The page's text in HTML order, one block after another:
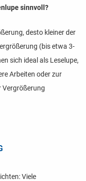
sinnvoll?
desto kleiner der
(bis etwa 3-
sich ideal als Leselupe,
Arbeiten oder zur
Vergrößerung
Viele